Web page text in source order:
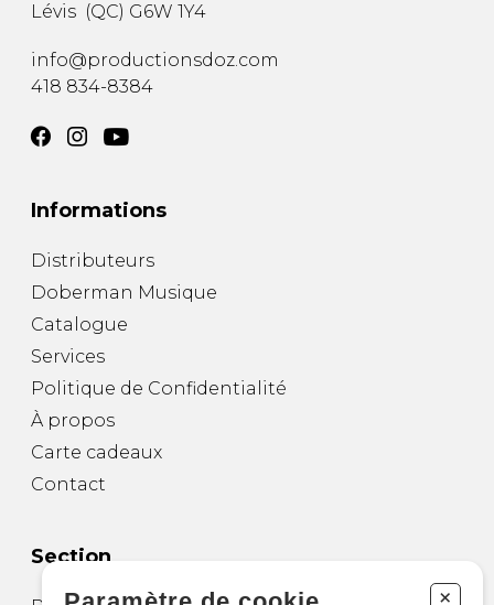
Lévis (QC) G6W 1Y4
info@productionsdoz.com
418 834-8384
Informations
Distributeurs
Doberman Musique
Catalogue
Services
Politique de Confidentialité
À propos
Carte cadeaux
Contact
Section
+